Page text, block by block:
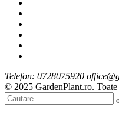
Telefon: 0728075920
© 2025 GardenPlant.ro.